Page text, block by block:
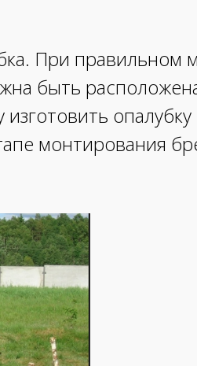
При правильном
быть
монтирования